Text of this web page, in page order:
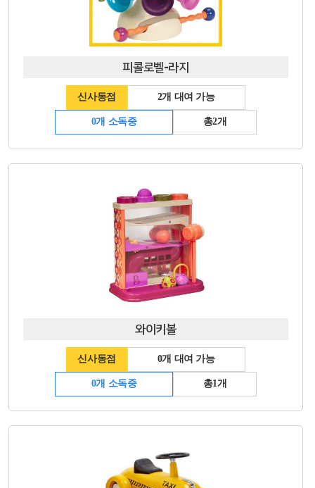
피콜로벨-라지
신사동점 2개 대여 가능
0개 소독중 총2개
와이키볼
신사동점 0개 대여 가능
0개 소독중 총1개